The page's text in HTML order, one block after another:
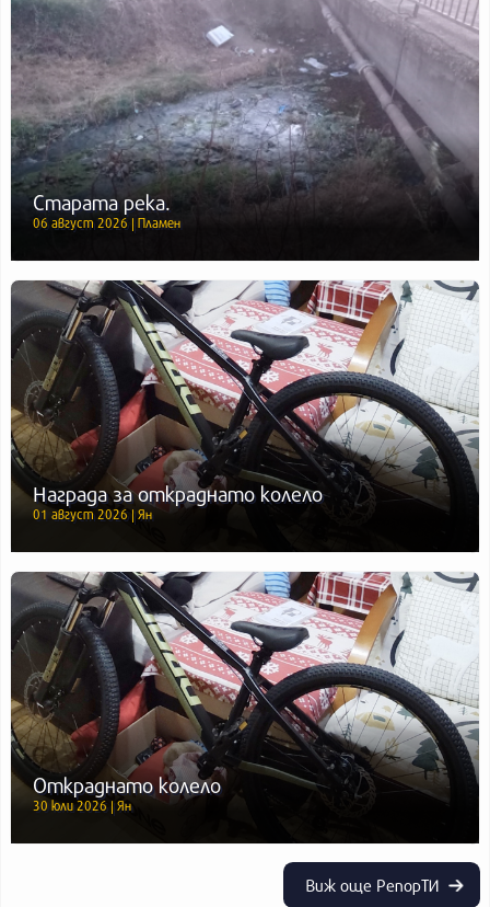
Старата река.
06 август 2026 | Пламен
Награда за откраднато колело
01 август 2026 | Ян
Откраднато колело
30 юли 2026 | Ян
Виж още РепорТИ